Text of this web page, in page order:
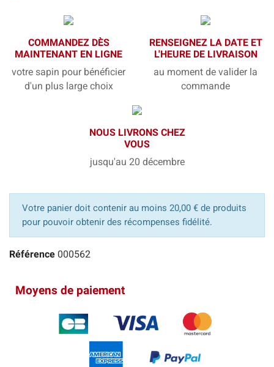
COMMANDEZ DÈS
MAINTENANT EN LIGNE
votre sapin pour bénéficier
d'un plus large choix
RENSEIGNEZ LA DATE ET
L'HEURE DE LIVRAISON
au moment de valider la
commande
NOUS LIVRONS CHEZ
VOUS
jusqu'au 20 décembre
Votre panier doit contenir au moins 20,00 € de produits
pour pouvoir obtenir des récompenses fidélité.
Référence 000562
Moyens de paiement